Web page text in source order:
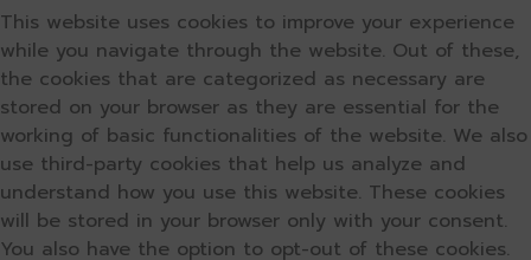
This website uses cookies to improve your experience
while you navigate through the website. Out of these,
the cookies that are categorized as necessary are
stored on your browser as they are essential for the
working of basic functionalities of the website. We also
use third-party cookies that help us analyze and
understand how you use this website. These cookies
will be stored in your browser only with your consent.
You also have the option to opt-out of these cookies.